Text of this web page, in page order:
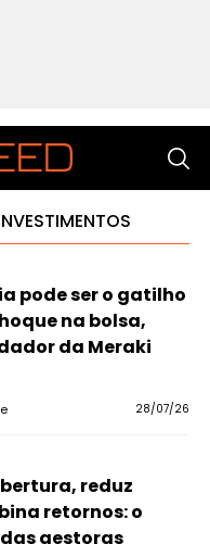
pode ser o gatilho
na bolsa,
da Meraki
28/07/26
reduz
retornos: o
gestoras